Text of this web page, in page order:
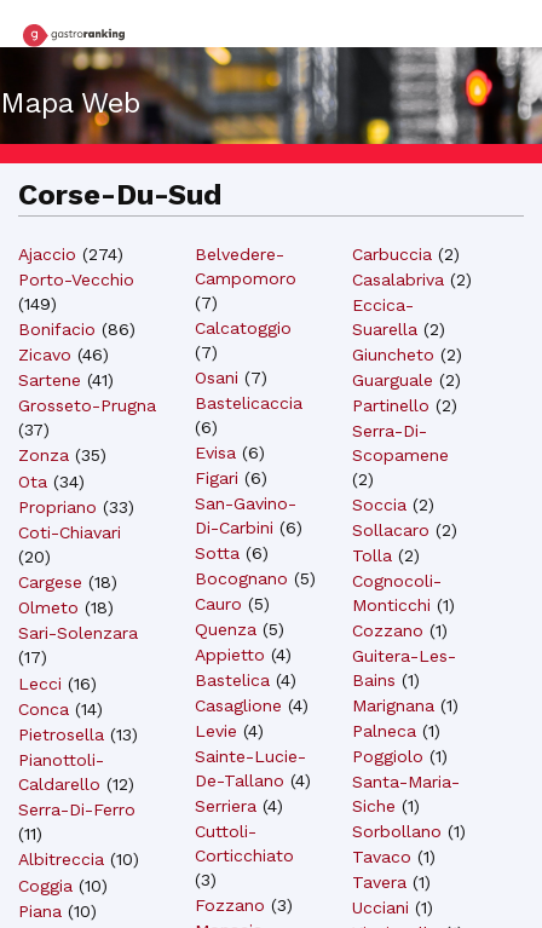
Mapa Web
Corse-Du-Sud
Ajaccio (274)
Porto-Vecchio
(149)
Bonifacio (86)
Zicavo (46)
Sartene (41)
Grosseto-Prugna
(37)
Zonza (35)
Ota (34)
Propriano (33)
Coti-Chiavari
(20)
Cargese (18)
Olmeto (18)
Sari-Solenzara
(17)
Lecci (16)
Conca (14)
Pietrosella (13)
Pianottoli-
Caldarello (12)
Serra-Di-Ferro
(11)
Albitreccia (10)
Coggia (10)
Piana (10)
Belvedere-
Campomoro
(7)
Calcatoggio
(7)
Osani (7)
Bastelicaccia
(6)
Evisa (6)
Figari (6)
San-Gavino-
Di-Carbini (6)
Sotta (6)
Bocognano (5)
Cauro (5)
Quenza (5)
Appietto (4)
Bastelica (4)
Casaglione (4)
Levie (4)
Sainte-Lucie-
De-Tallano (4)
Serriera (4)
Cuttoli-
Corticchiato
(3)
Fozzano (3)
Carbuccia (2)
Casalabriva (2)
Eccica-
Suarella (2)
Giuncheto (2)
Guarguale (2)
Partinello (2)
Serra-Di-
Scopamene
(2)
Soccia (2)
Sollacaro (2)
Tolla (2)
Cognocoli-
Monticchi (1)
Cozzano (1)
Guitera-Les-
Bains (1)
Marignana (1)
Palneca (1)
Poggiolo (1)
Santa-Maria-
Siche (1)
Sorbollano (1)
Tavaco (1)
Tavera (1)
Ucciani (1)